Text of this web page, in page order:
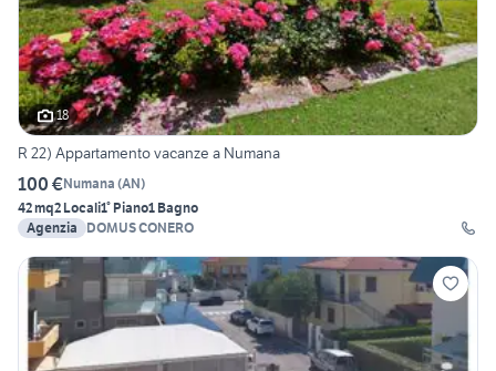
18
R 22) Appartamento vacanze a Numana
100 €Numana (AN)
42 mq2 Locali1° Piano1 Bagno
Agenzia
DOMUS CONERO